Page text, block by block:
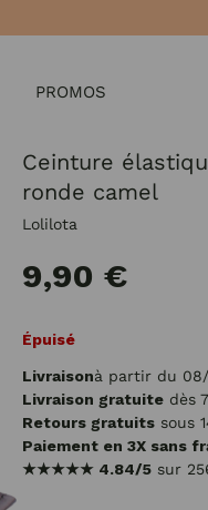
PROMOS
Ceinture
ronde camel
Lolilota
9,90 €
Épuisé
Livraisonà partir du
Livraison gratuite dès
Retours gratuits sous
Paiement en 3X sans
★★★★★ 4.84/5 sur